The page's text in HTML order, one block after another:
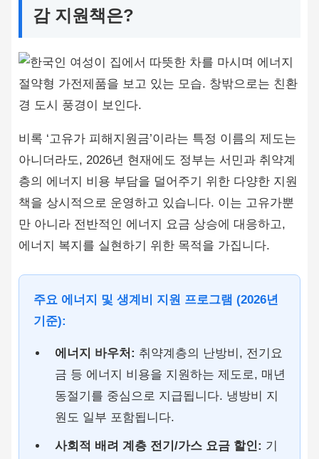
감 지원책은?
비록 ‘고유가 피해지원금’이라는 특정 이름의 제도는
아니더라도, 2026년 현재에도 정부는 서민과 취약계
층의 에너지 비용 부담을 덜어주기 위한 다양한 지원
책을 상시적으로 운영하고 있습니다. 이는 고유가뿐
만 아니라 전반적인 에너지 요금 상승에 대응하고,
에너지 복지를 실현하기 위한 목적을 가집니다.
주요 에너지 및 생계비 지원 프로그램 (2026년
기준):
에너지 바우처: 취약계층의 난방비, 전기요
금 등 에너지 비용을 지원하는 제도로, 매년
동절기를 중심으로 지급됩니다. 냉방비 지
원도 일부 포함됩니다.
사회적 배려 계층 전기/가스 요금 할인: 기